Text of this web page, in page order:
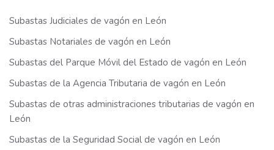
Subastas Judiciales de vagón en León
Subastas Notariales de vagón en León
Subastas del Parque Móvil del Estado de vagón en León
Subastas de la Agencia Tributaria de vagón en León
Subastas de otras administraciones tributarias de vagón en
León
Subastas de la Seguridad Social de vagón en León